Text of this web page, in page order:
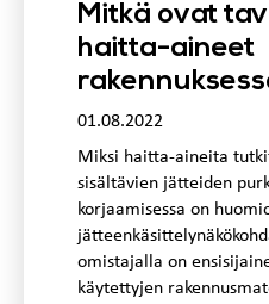
Mitkä ovat
haitta-aineet
01.08.2022
Miksi haitta-aineita
sisältävien jätteiden
korjaamisessa on
omistajalla on
käytettyjen